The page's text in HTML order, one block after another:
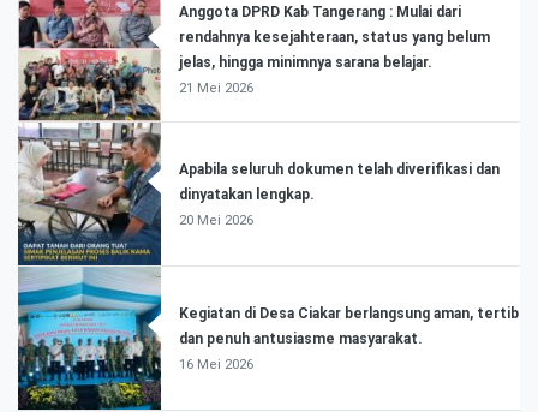
Anggota DPRD Kab Tangerang : Mulai dari
rendahnya kesejahteraan, status yang belum
jelas, hingga minimnya sarana belajar.
21 Mei 2026
Apabila seluruh dokumen telah diverifikasi dan
dinyatakan lengkap.
20 Mei 2026
Kegiatan di Desa Ciakar berlangsung aman, tertib
dan penuh antusiasme masyarakat.
16 Mei 2026